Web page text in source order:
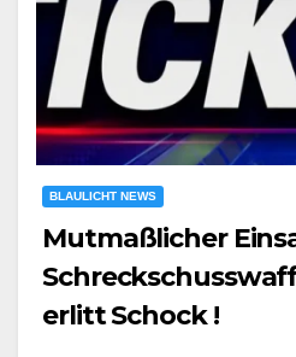
BLAULICHT NEWS
Mutmaßlicher
erlitt Schock !